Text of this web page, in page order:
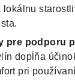
lokálnu
pre podporu
dopĺňa
pri